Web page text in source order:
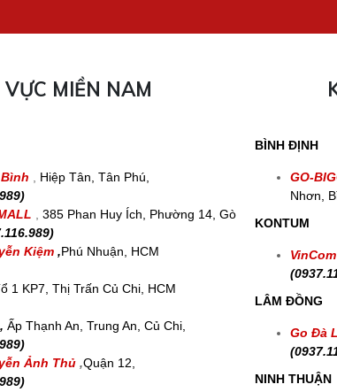
VỰC MIỀN NAM
Hiệp Tân, Tân Phú,
385 Phan Huy Ích, Phường 14, Gò
Kiệm ,Phú Nhuận, HCM
1 KP7, Thị Trấn Củ Chi, HCM
, Ấp Thạnh An, Trung An, Củ Chi,
Ảnh Thủ ,Quận 12,
BÌNH ĐỊNH
GO-
Nhơn,
KONTUM
LÂM ĐỒNG
Go Đà
NINH THUẬN